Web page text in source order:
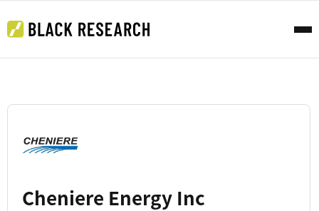
Cheniere Energy Inc